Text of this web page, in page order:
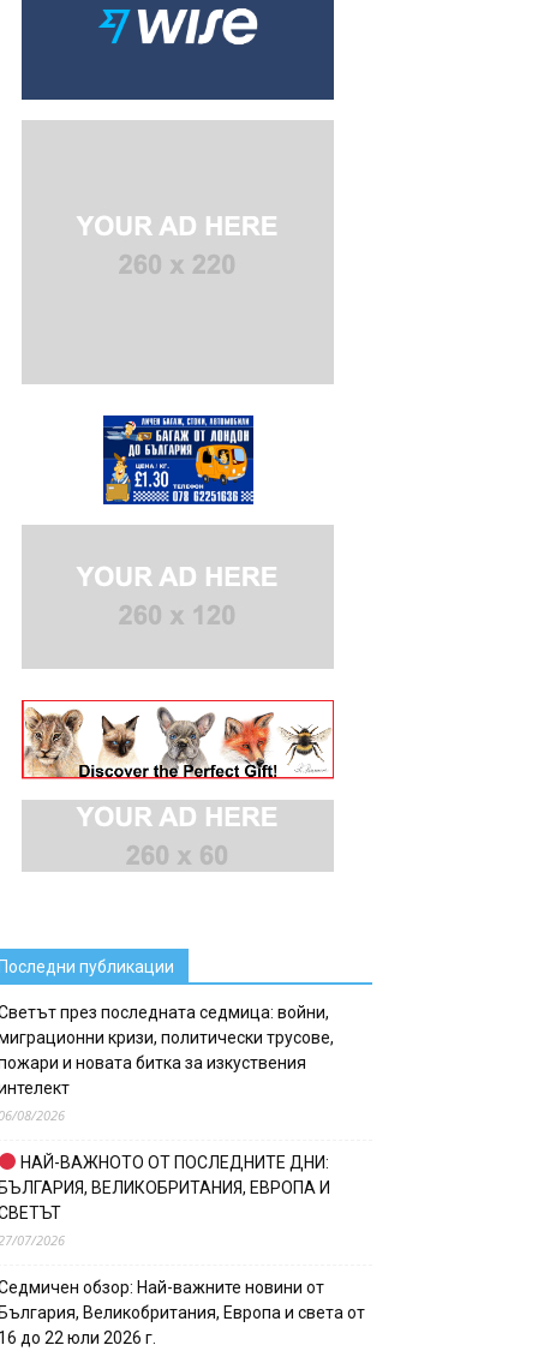
публикации
през последната седмица: войни,
кризи, политически трусове,
и новата битка за изкуствения
08/2026
НАЙ-ВАЖНОТО ОТ ПОСЛЕДНИТЕ ДНИ:
ВЕЛИКОБРИТАНИЯ, ЕВРОПА И
07/2026
обзор: Най-важните новини от
Великобритания, Европа и света от
до 22 юли 2026 г.